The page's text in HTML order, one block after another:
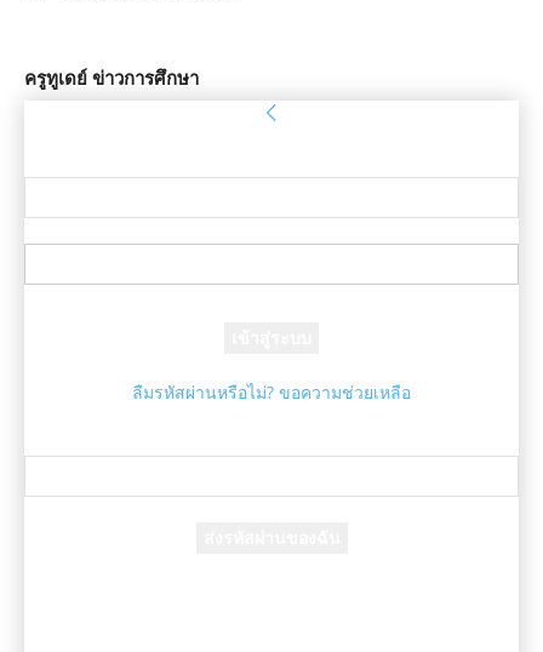
ครูทูเดย์ ข่าวการศึกษา
ลืมรหัสผ่านหรือไม่? ขอความช่วยเหลือ